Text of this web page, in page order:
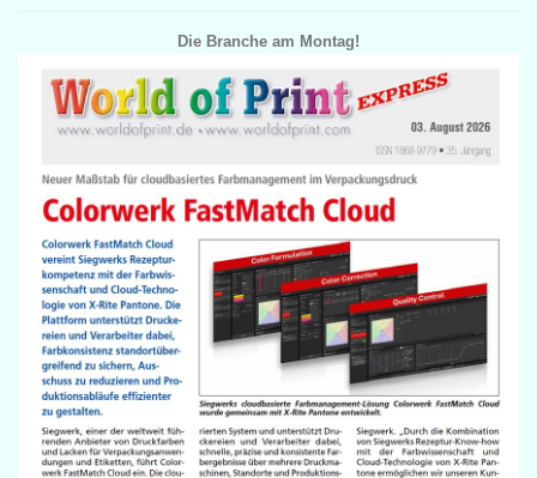
Die Branche am Montag!